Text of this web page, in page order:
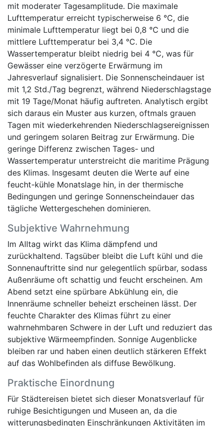
mit moderater Tagesamplitude. Die maximale
Lufttemperatur erreicht typischerweise 6 °C, die
minimale Lufttemperatur liegt bei 0,8 °C und die
mittlere Lufttemperatur bei 3,4 °C. Die
Wassertemperatur bleibt niedrig bei 4 °C, was für
Gewässer eine verzögerte Erwärmung im
Jahresverlauf signalisiert. Die Sonnenscheindauer ist
mit 1,2 Std./Tag begrenzt, während Niederschlagstage
mit 19 Tage/Monat häufig auftreten. Analytisch ergibt
sich daraus ein Muster aus kurzen, oftmals grauen
Tagen mit wiederkehrenden Niederschlagsereignissen
und geringem solaren Beitrag zur Erwärmung. Die
geringe Differenz zwischen Tages- und
Wassertemperatur unterstreicht die maritime Prägung
des Klimas. Insgesamt deuten die Werte auf eine
feucht-kühle Monatslage hin, in der thermische
Bedingungen und geringe Sonnenscheindauer das
tägliche Wettergeschehen dominieren.
Subjektive Wahrnehmung
Im Alltag wirkt das Klima dämpfend und
zurückhaltend. Tagsüber bleibt die Luft kühl und die
Sonnenauftritte sind nur gelegentlich spürbar, sodass
Außenräume oft schattig und feucht erscheinen. Am
Abend setzt eine spürbare Abkühlung ein, die
Innenräume schneller beheizt erscheinen lässt. Der
feuchte Charakter des Klimas führt zu einer
wahrnehmbaren Schwere in der Luft und reduziert das
subjektive Wärmeempfinden. Sonnige Augenblicke
bleiben rar und haben einen deutlich stärkeren Effekt
auf das Wohlbefinden als diffuse Bewölkung.
Praktische Einordnung
Für Städtereisen bietet sich dieser Monatsverlauf für
ruhige Besichtigungen und Museen an, da die
witterungsbedingten Einschränkungen Aktivitäten im